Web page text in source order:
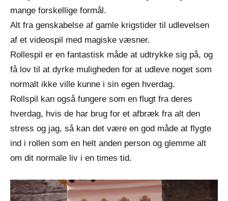
mange forskellige formål.
Alt fra genskabelse af gamle krigstider til udlevelsen
af et videospil med magiske væsner.
Rollespil er en fantastisk måde at udtrykke sig på, og
få lov til at dyrke muligheden for at udleve noget som
normalt ikke ville kunne i sin egen hverdag.
Rollspil kan også fungere som en flugt fra deres
hverdag, hvis de har brug for et afbræk fra alt den
stress og jag, så kan det være en god måde at flygte
ind i rollen som en helt anden person og glemme alt
om dit normale liv i en times tid.